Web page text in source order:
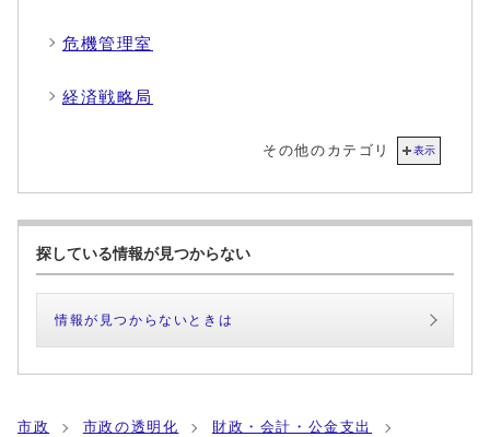
危機管理室
経済戦略局
その他のカテゴリ 表示
探している情報が見つからない
情報が見つからないときは
市政 市政の透明化
財政・会計・公金支出